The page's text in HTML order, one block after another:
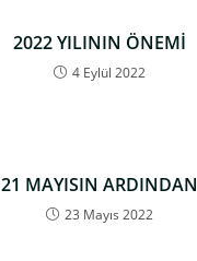
2022 YILININ ÖNEMİ
4 Eylül 2022
21 MAYISIN ARDINDAN
23 Mayıs 2022